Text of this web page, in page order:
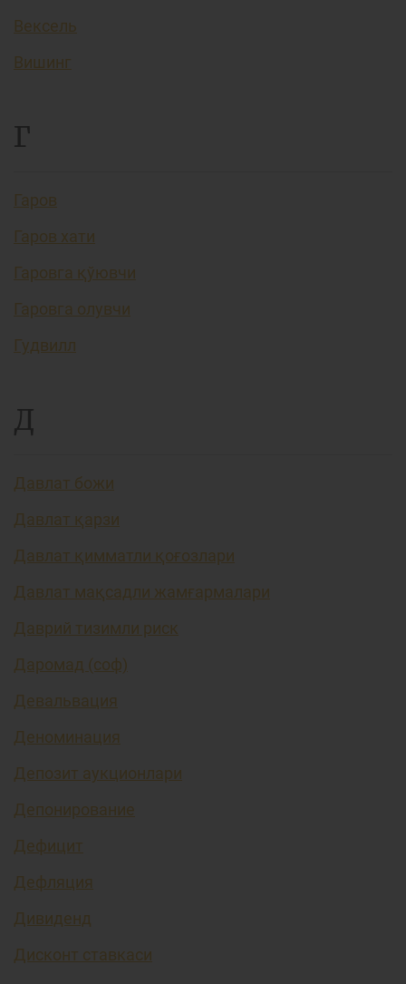
Вексель
Вишинг
Г
Гаров
Гаров хати
Гаровга қўювчи
Гаровга олувчи
Гудвилл
Д
Давлат божи
Давлат қарзи
Давлат қимматли қоғозлари
Давлат мақсадли жамғармалари
Даврий тизимли риск
Даромад (соф)
Девальвация
Деноминация
Депозит аукционлари
Депонирование
Дефицит
Дефляция
Дивиденд
Дисконт ставкаси